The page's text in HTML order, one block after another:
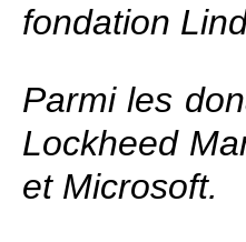
fondation
Parmi les
Lockheed
et Microsoft.